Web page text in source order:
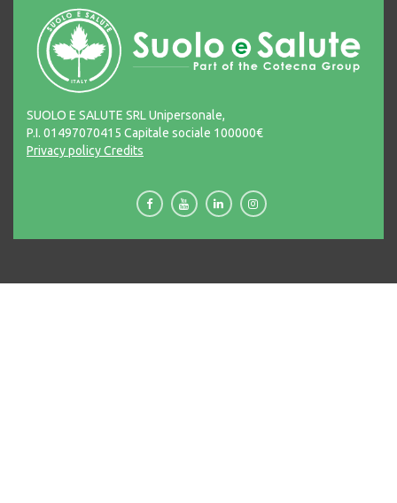
SUOLO E SALUTE SRL Unipersonale,
P.I. 01497070415 Capitale sociale 100000€
Privacy policyCredits